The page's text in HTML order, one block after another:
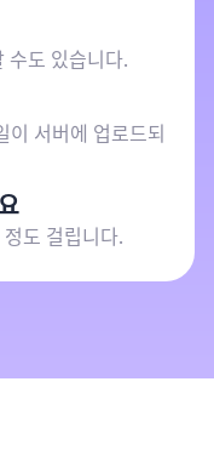
수도 있습니다.
이 서버에 업로드되
도 걸립니다.